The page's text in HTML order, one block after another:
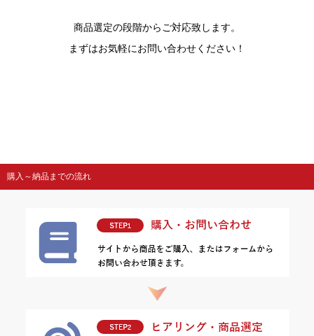
商品選定の段階からご対応致します。
まずはお気軽にお問い合わせください！
購入～納品までの流れ